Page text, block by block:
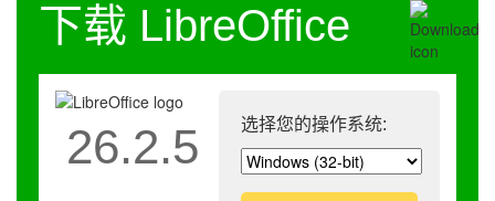
下载 LibreOffice
选择您的操作系统:
26.2.5